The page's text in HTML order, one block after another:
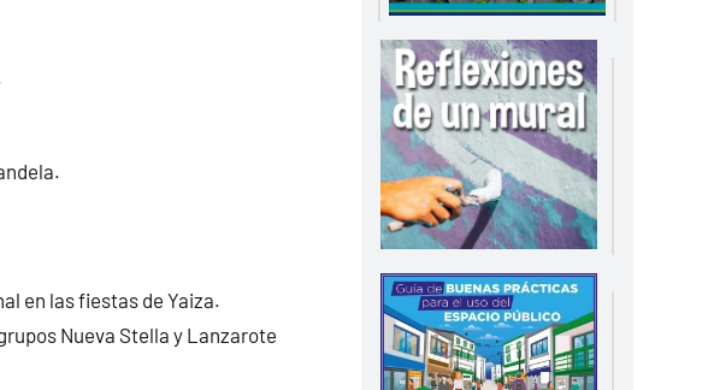
en las fiestas de Yaiza.
Nueva Stella y Lanzarote